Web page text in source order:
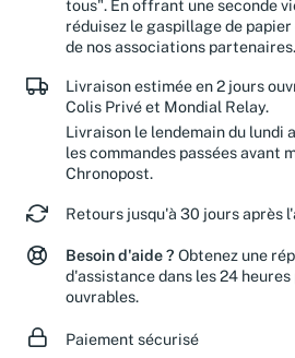
tous". En offrant une seconde
réduisez le gaspillage de
de nos associations partenaires.
Livraison estimée en 2 jours
Colis Privé et Mondial Relay.
Livraison le lendemain du lundi
les commandes passées avant
Chronopost.
Retours jusqu'à 30 jours après
Besoin d'aide ? Obtenez une
d'assistance dans les 24
ouvrables.
Paiement sécurisé